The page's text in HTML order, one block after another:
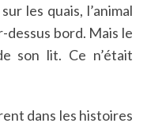
les quais, l’animal
dessus bord. Mais le
son lit. Ce n’était
dans les histoires